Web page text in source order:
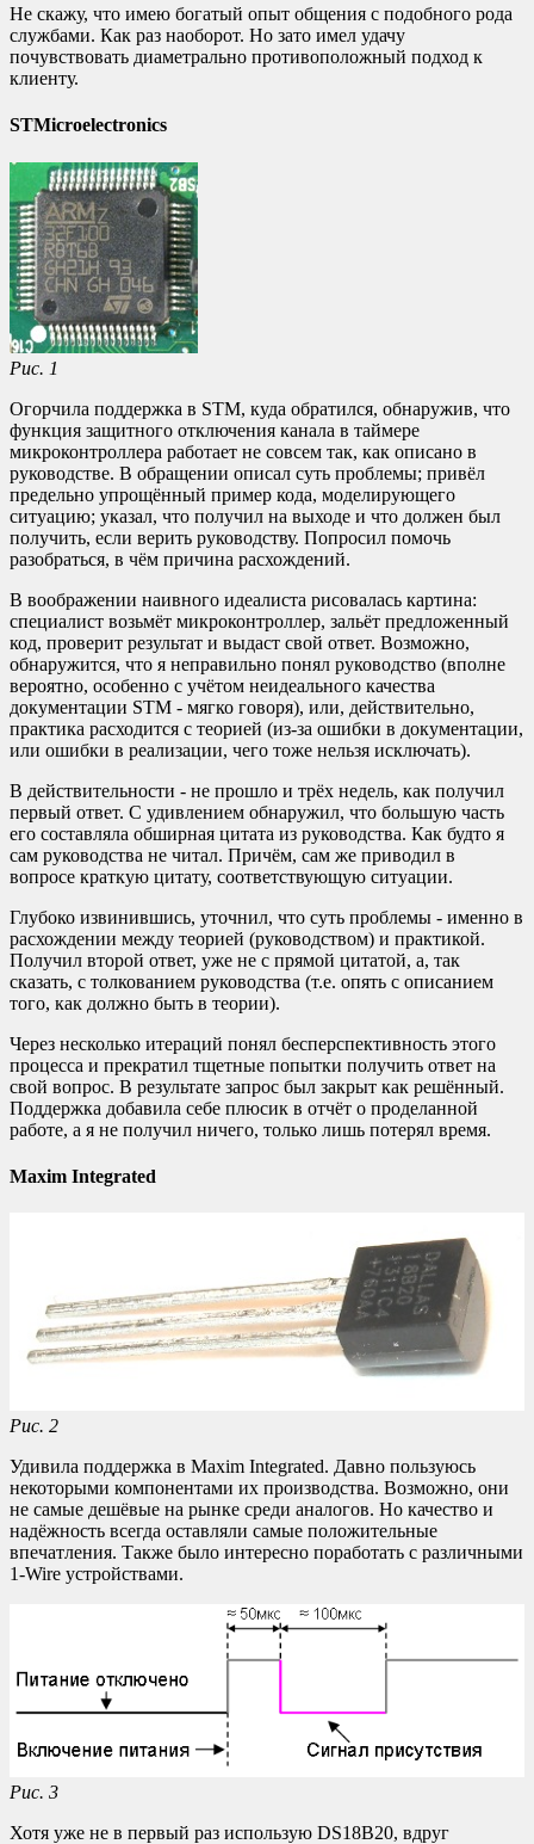
Не скажу, что имею богатый опыт общения с подобного рода
службами. Как раз наоборот. Но зато имел удачу
почувствовать диаметрально противоположный подход к
клиенту.
STMicroelectronics
Рис. 1
Огорчила поддержка в STM, куда обратился, обнаружив, что
функция защитного отключения канала в таймере
микроконтроллера работает не совсем так, как описано в
руководстве. В обращении описал суть проблемы; привёл
предельно упрощённый пример кода, моделирующего
ситуацию; указал, что получил на выходе и что должен был
получить, если верить руководству. Попросил помочь
разобраться, в чём причина расхождений.
В воображении наивного идеалиста рисовалась картина:
специалист возьмёт микроконтроллер, зальёт предложенный
код, проверит результат и выдаст свой ответ. Возможно,
обнаружится, что я неправильно понял руководство (вполне
вероятно, особенно с учётом неидеального качества
документации STM - мягко говоря), или, действительно,
практика расходится с теорией (из-за ошибки в документации,
или ошибки в реализации, чего тоже нельзя исключать).
В действительности - не прошло и трёх недель, как получил
первый ответ. С удивлением обнаружил, что большую часть
его составляла обширная цитата из руководства. Как будто я
сам руководства не читал. Причём, сам же приводил в
вопросе краткую цитату, соответствующую ситуации.
Глубоко извинившись, уточнил, что суть проблемы - именно в
расхождении между теорией (руководством) и практикой.
Получил второй ответ, уже не с прямой цитатой, а, так
сказать, с толкованием руководства (т.е. опять с описанием
того, как должно быть в теории).
Через несколько итераций понял бесперспективность этого
процесса и прекратил тщетные попытки получить ответ на
свой вопрос. В результате запрос был закрыт как решённый.
Поддержка добавила себе плюсик в отчёт о проделанной
работе, а я не получил ничего, только лишь потерял время.
Maxim Integrated
Рис. 2
Удивила поддержка в Maxim Integrated. Давно пользуюсь
некоторыми компонентами их производства. Возможно, они
не самые дешёвые на рынке среди аналогов. Но качество и
надёжность всегда оставляли самые положительные
впечатления. Также было интересно поработать с различными
1-Wire устройствами.
Рис. 3
Хотя уже не в первый раз использую DS18B20, вдруг